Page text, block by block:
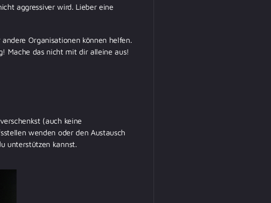
aggressiver wird. Lieber eine
andere Organisationen können helfen.
Mache das nicht mit dir alleine aus!
(auch keine
wenden oder den Austausch
unterstützen kannst.